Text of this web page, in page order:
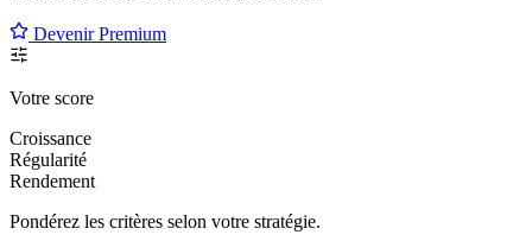
Devenir Premium
Votre score
Croissance
Régularité
Rendement
Pondérez les critères selon votre stratégie.